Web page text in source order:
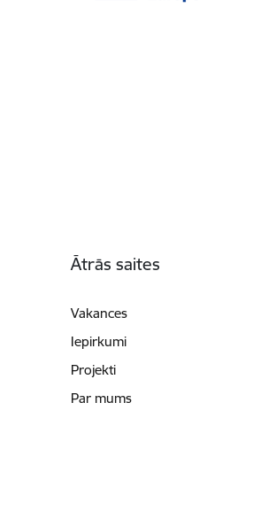
Ātrās saites
Vakances
Iepirkumi
Projekti
Par mums